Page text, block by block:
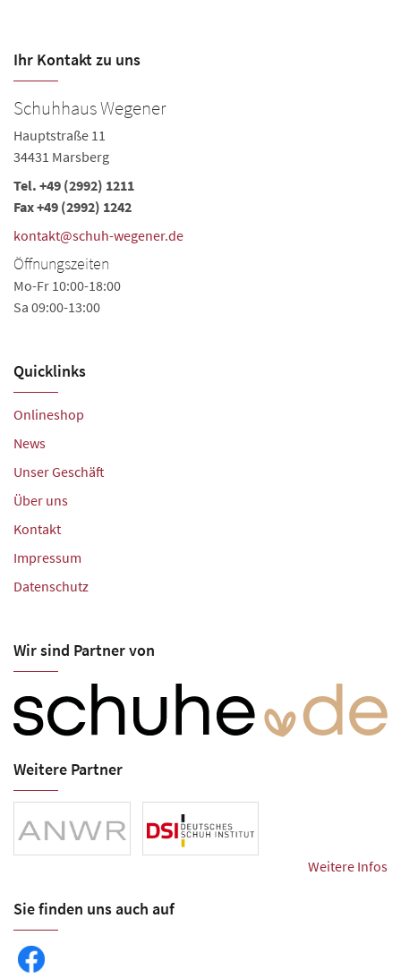
Ihr Kontakt zu uns
Schuhhaus Wegener
Hauptstraße 11
34431 Marsberg
Tel. +49 (2992) 1211
Fax +49 (2992) 1242
kontakt@schuh-wegener.de
Öffnungszeiten
Mo-Fr 10:00-18:00
Sa 09:00-13:00
Quicklinks
Onlineshop
News
Unser Geschäft
Über uns
Kontakt
Impressum
Datenschutz
Wir sind Partner von
Weitere Partner
Weitere Infos
Sie finden uns auch auf